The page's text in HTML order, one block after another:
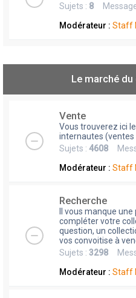
Sujets : 8
Modérateur : Staff
Le marché
Vente
Vous trouverez ici
internautes (ventes
Sujets : 4608
Modérateur : Staff
Recherche
Il vous manque
compléter votre
question, un
vos convoitise à
Sujets : 3298
Modérateur : Staff